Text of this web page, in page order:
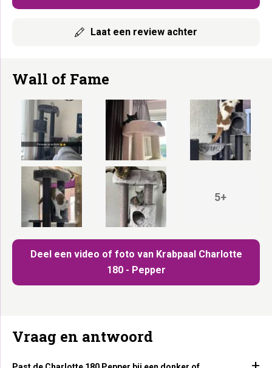
Laat een review achter
Wall of Fame
Deel een video of foto van Krabpaal Charlotte
180 - Pepper
5+
Vraag en antwoord